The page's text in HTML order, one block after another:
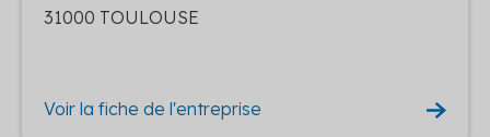
31000 TOULOUSE
Voir la fiche de l'entreprise